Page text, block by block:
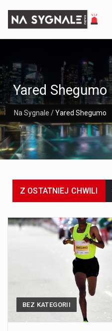
Na Sygnale /Yared Shegumo
Yared Shegumo
Z OSTATNIEJ CHWILI
BEZ KATEGORII